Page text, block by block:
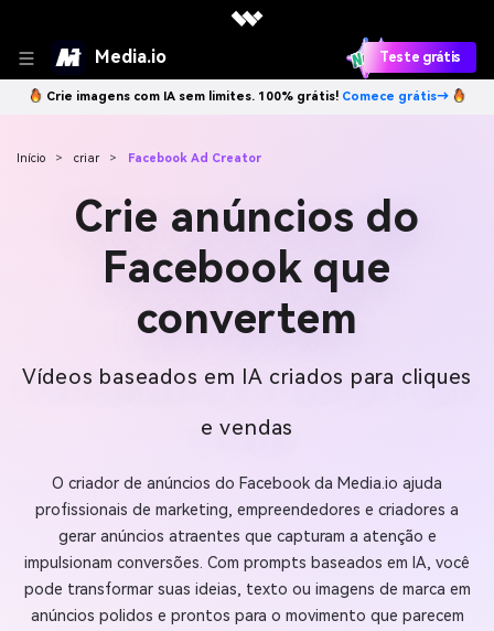
Media.io Teste grátis
Crie imagens com IA sem limites. 100% grátis! Comece grátis→
Início > criar > Facebook Ad Creator
Crie anúncios do
Facebook que
convertem
Vídeos baseados em IA criados para cliques
e vendas
O criador de anúncios do Facebook da Media.io ajuda
profissionais de marketing, empreendedores e criadores a
gerar anúncios atraentes que capturam a atenção e
impulsionam conversões. Com prompts baseados em IA, você
pode transformar suas ideias, texto ou imagens de marca em
anúncios polidos e prontos para o movimento que parecem